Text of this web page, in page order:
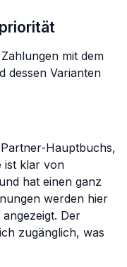
mit dem
dessen Varianten
Hauptbuchs,
ist klar von
hat einen ganz
werden hier
Der
zugänglich, was